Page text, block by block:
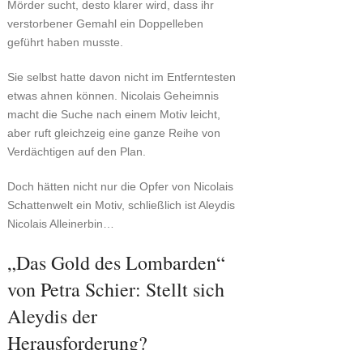
Mörder sucht, desto klarer wird, dass ihr
verstorbener Gemahl ein Doppelleben
geführt haben musste.
Sie selbst hatte davon nicht im Entferntesten
etwas ahnen können. Nicolais Geheimnis
macht die Suche nach einem Motiv leicht,
aber ruft gleichzeig eine ganze Reihe von
Verdächtigen auf den Plan.
Doch hätten nicht nur die Opfer von Nicolais
Schattenwelt ein Motiv, schließlich ist Aleydis
Nicolais Alleinerbin…
„Das Gold des Lombarden“
von Petra Schier: Stellt sich
Aleydis der
Herausforderung?